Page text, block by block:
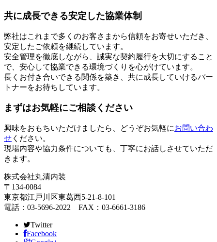
共に成長できる安定した協業体制
弊社はこれまで多くのお客さまから信頼をお寄せいただき、
安定したご依頼を継続しています。
安全管理を徹底しながら、誠実な契約履行を大切にすること
で、安心して協業できる環境づくりを心がけています。
長くお付き合いできる関係を築き、共に成長していけるパー
トナーをお待ちしています。
まずはお気軽にご相談ください
興味をおもちいただけましたら、どうぞお気軽にお問い合わ
せ ください。
現場内容や協力条件についても、丁寧にお話しさせていただ
きます。
株式会社丸清内装
〒134-0084
東京都江戸川区東葛西5-21-8-101
電話：03-5696-2022 FAX：03-6661-3186
Twitter
Facebook